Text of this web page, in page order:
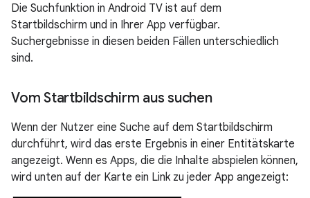
Die Suchfunktion in Android TV ist auf dem
Startbildschirm und in Ihrer App verfügbar.
Suchergebnisse in diesen beiden Fällen unterschiedlich
sind.
Vom Startbildschirm aus suchen
Wenn der Nutzer eine Suche auf dem Startbildschirm
durchführt, wird das erste Ergebnis in einer Entitätskarte
angezeigt. Wenn es Apps, die die Inhalte abspielen können,
wird unten auf der Karte ein Link zu jeder App angezeigt: